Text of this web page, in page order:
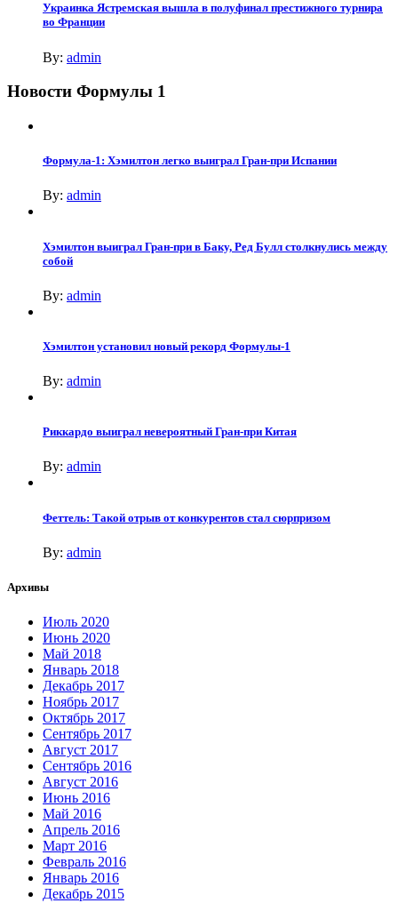
Украинка Ястремская вышла в полуфинал престижного турнира
во Франции
By: admin
Новости Формулы 1
Формула-1: Хэмилтон легко выиграл Гран-при Испании
By: admin
Хэмилтон выиграл Гран-при в Баку, Ред Булл столкнулись между
собой
By: admin
Хэмилтон установил новый рекорд Формулы-1
By: admin
Риккардо выиграл невероятный Гран-при Китая
By: admin
Феттель: Такой отрыв от конкурентов стал сюрпризом
By: admin
Архивы
Июль 2020
Июнь 2020
Май 2018
Январь 2018
Декабрь 2017
Ноябрь 2017
Октябрь 2017
Сентябрь 2017
Август 2017
Сентябрь 2016
Август 2016
Июнь 2016
Май 2016
Апрель 2016
Март 2016
Февраль 2016
Январь 2016
Декабрь 2015